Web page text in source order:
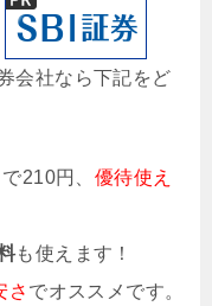
会社なら下記をど
210円、 優待使え
も使えます！
さ でオススメです。